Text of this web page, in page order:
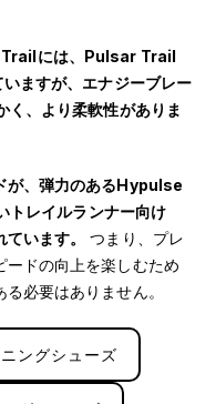
には、Pulsar Trail
ますが、エナジーブレー
く、より柔軟性がありま
が、弾力のあるHypulse
レイルランナー向け
います。
つまり、プレ
ードの向上を楽しむため
必要はありません。
ングシューズ